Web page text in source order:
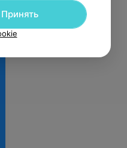
Принять